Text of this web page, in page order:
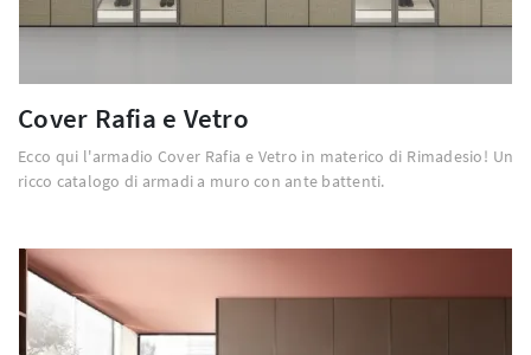
Cover Rafia e Vetro
Ecco qui l'armadio Cover Rafia e Vetro in materico di Rimadesio! Un
ricco catalogo di armadi a muro con ante battenti.